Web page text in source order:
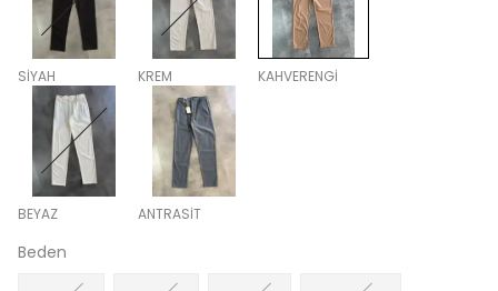
SİYAH KREM KAHVERENGİ
BEYAZ ANTRASİT
Beden